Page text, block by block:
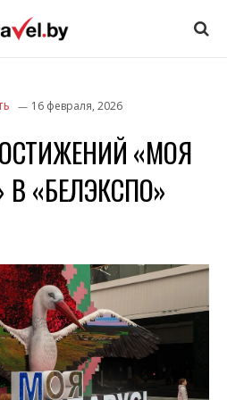
16 февраля, 2026
«МОЯ
В «БЕЛЭКСПО»